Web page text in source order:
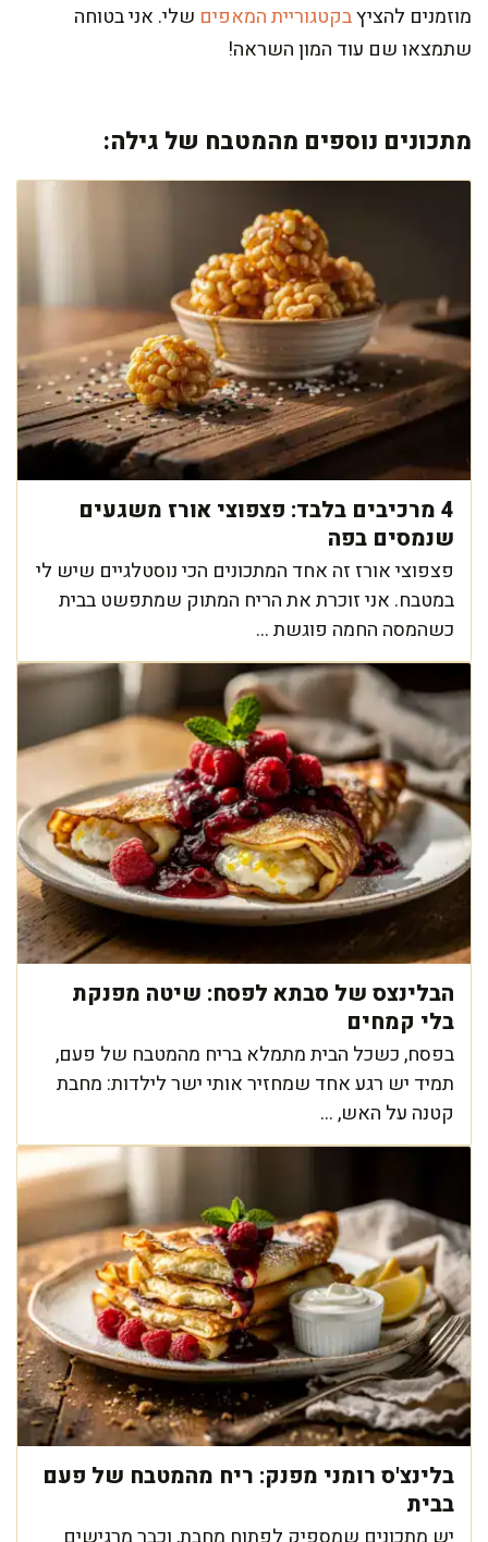
מוזמנים להציץבקטגוריית המאפים שלי. אני בטוחה
שתמצאו שם עוד המון השראה!
מתכונים נוספים מהמטבח של גילה:
4 מרכיבים בלבד: פצפוצי אורז משגעים
שנמסים בפה
פצפוצי אורז זה אחד המתכונים הכי נוסטלגיים שיש לי
במטבח. אני זוכרת את הריח המתוק שמתפשט בבית
כשהמסה החמה פוגשת ...
הבלינצס של סבתא לפסח: שיטה מפנקת
בלי קמחים
בפסח, כשכל הבית מתמלא בריח מהמטבח של פעם,
תמיד יש רגע אחד שמחזיר אותי ישר לילדות: מחבת
קטנה על האש, ...
בלינצ'ס רומני מפנק: ריח מהמטבח של פעם
בבית